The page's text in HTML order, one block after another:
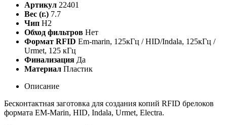
Артикул 22401
Вес (г.) 7.7
Чип H2
Обход фильтров Нет
Формат RFID Em-marin, 125кГц / HID/Indala, 125кГц /
Urmet, 125 кГц
Финализация Да
Материал Пластик
Описание
Бесконтактная заготовка для создания копий RFID брелоков
формата EM-Marin, HID, Indala, Urmet, Electra.